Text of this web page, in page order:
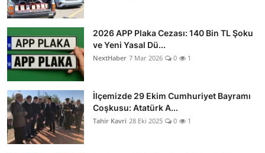
2026 APP Plaka Cezası: 140 Bin TL Şoku
ve Yeni Yasal Dü...
NextHaber 7 Mar 2026 0 1
İlçemizde 29 Ekim Cumhuriyet Bayramı
Coşkusu: Atatürk A...
Tahir Kavri 28 Eki 2025 0 1